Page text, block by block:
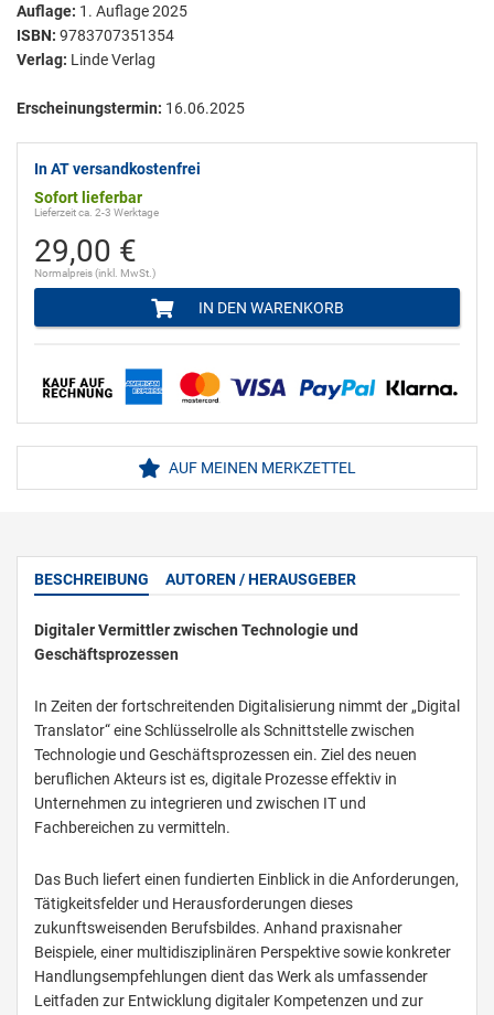
Auflage: 1. Auflage 2025
ISBN: 9783707351354
Verlag: Linde Verlag
Erscheinungstermin: 16.06.2025
In AT versandkostenfrei
Sofort lieferbar
Lieferzeit ca. 2-3 Werktage
29,00 €
Normalpreis (inkl. MwSt.)
IN DEN WARENKORB
AUF MEINEN MERKZETTEL
BESCHREIBUNG AUTOREN / HERAUSGEBER
Digitaler Vermittler zwischen Technologie und
Geschäftsprozessen
In Zeiten der fortschreitenden Digitalisierung nimmt der „Digital
Translator“ eine Schlüsselrolle als Schnittstelle zwischen
Technologie und Geschäftsprozessen ein. Ziel des neuen
beruflichen Akteurs ist es, digitale Prozesse effektiv in
Unternehmen zu integrieren und zwischen IT und
Fachbereichen zu vermitteln.
Das Buch liefert einen fundierten Einblick in die Anforderungen,
Tätigkeitsfelder und Herausforderungen dieses
zukunftsweisenden Berufsbildes. Anhand praxisnaher
Beispiele, einer multidisziplinären Perspektive sowie konkreter
Handlungsempfehlungen dient das Werk als umfassender
Leitfaden zur Entwicklung digitaler Kompetenzen und zur